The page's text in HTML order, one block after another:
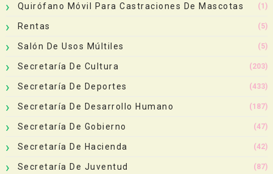
Quirófano Móvil Para Castraciones De Mascotas (1)
Rentas (5)
Salón De Usos Múltiles (5)
Secretaría De Cultura (203)
Secretaría De Deportes (433)
Secretaría De Desarrollo Humano (187)
Secretaría De Gobierno (47)
Secretaría De Hacienda (42)
Secretaría De Juventud (87)